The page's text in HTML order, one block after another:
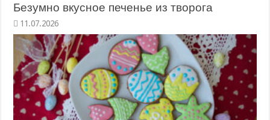
Безумно вкусное печенье из творога
11.07.2026